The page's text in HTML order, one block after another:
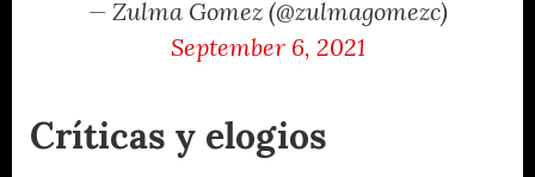
— Zulma Gomez (@zulmagomezc)
September 6, 2021
Críticas y elogios